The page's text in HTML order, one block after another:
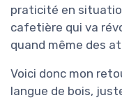
praticité en
cafetière qui va
quand même des
Voici donc mon
langue de bois,